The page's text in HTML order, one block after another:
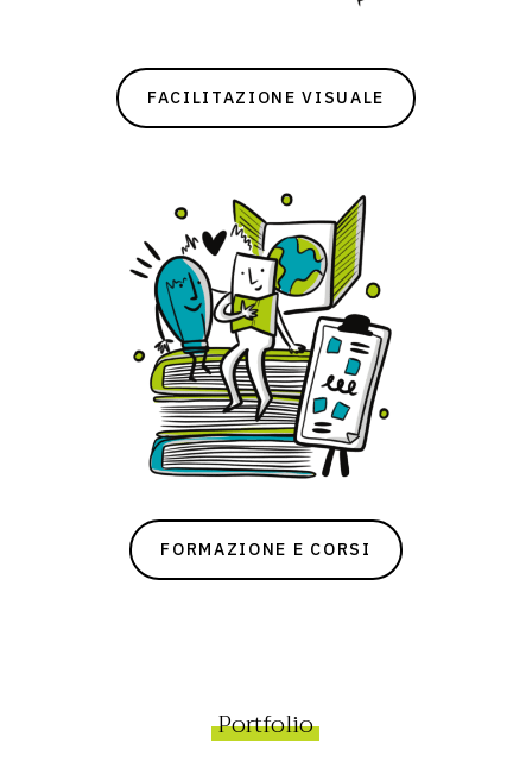
FACILITAZIONE VISUALE
FORMAZIONE E CORSI
Portfolio